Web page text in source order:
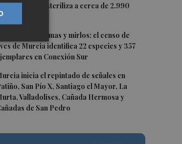
municipio y esteriliza a cerca de 2.990
Gorriones, palomas y mirlos: el censo de
de Murcia identifica 22 especies y 357
en Conexión Sur
inicia el repintado de señales en
San Pío X, Santiago el Mayor, La
Valladolises, Cañada Hermosa y
de San Pedro